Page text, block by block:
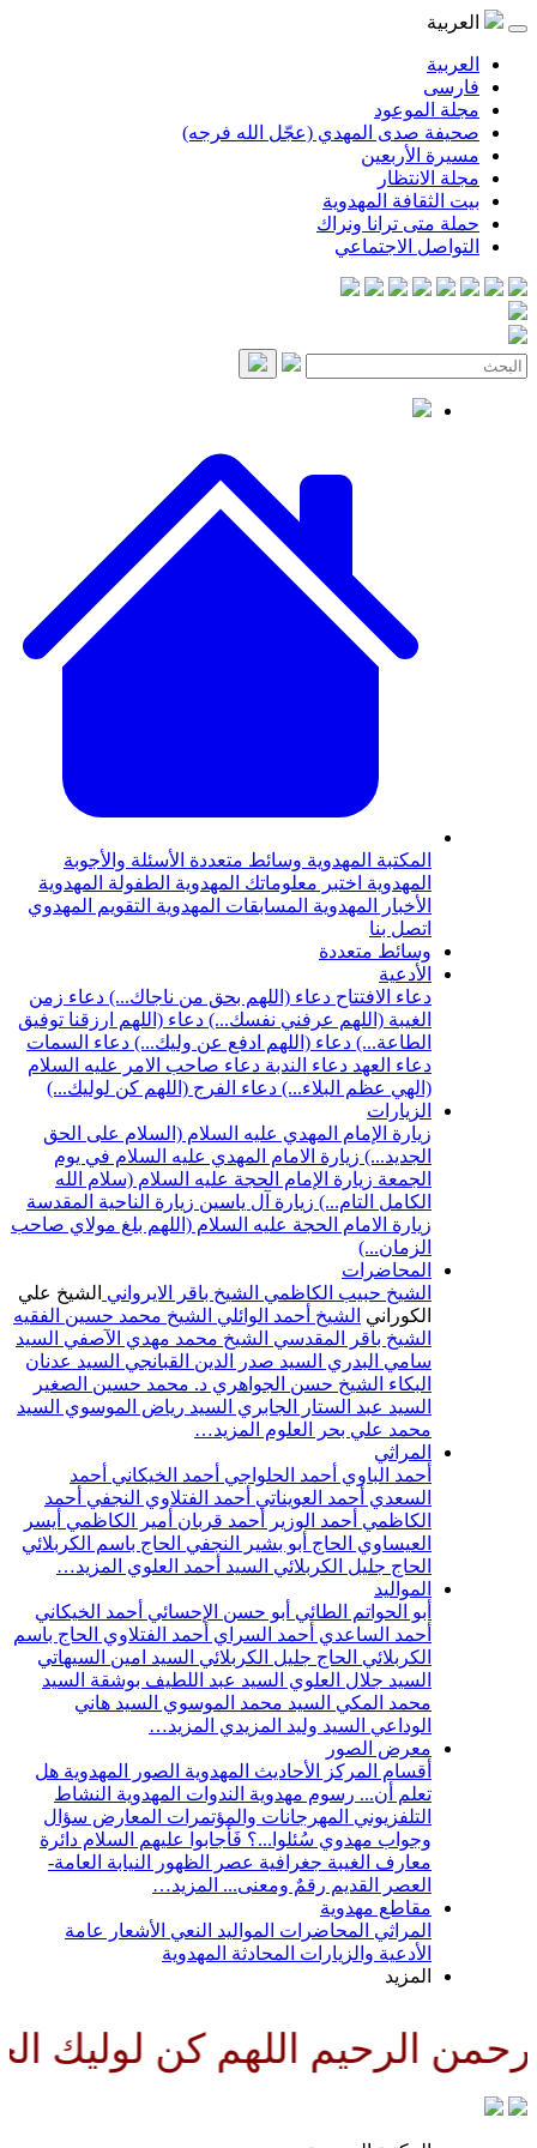
العربية
العربية
فارسی
مجلة الموعود
صحيفة صدى المهدي (عجّل الله فرجه)
مسيرة الأربعين
مجلة الانتظار
بيت الثقافة المهدوية
حملة متى ترانا ونراك
التواصل الاجتماعي
المكتبة المهدوية وسائط متعددة الأسئلة والأجوبة
المهدوية اختبر معلوماتك المهدوية الطفولة المهدوية
الأخبار المهدوية المسابقات المهدوية التقويم المهدوي
اتصل بنا
وسائط متعددة
الأدعية
دعاء الافتتاح دعاء (اللهم بحق من ناجاك...) دعاء زمن
الغيبة (اللهم عرفني نفسك...) دعاء (اللهم ارزقنا توفيق
الطاعة...) دعاء (اللهم ادفع عن وليك...) دعاء السمات
دعاء العهد دعاء الندبة دعاء صاحب الامر عليه السلام
(الهي عظم البلاء...) دعاء الفرج (اللهم كن لوليك...)
الزيارات
زيارة الإمام المهدي عليه السلام (السلام على الحق
الجديد...) زيارة الامام المهدي عليه السلام في يوم
الجمعة زيارة الإمام الحجة عليه السلام (سلام الله
الكامل التام...) زيارة آل ياسين زيارة الناحية المقدسة
زيارة الامام الحجة عليه السلام (اللهم بلغ مولاي صاحب
الزمان...)
المحاضرات
الشيخ حبيب الكاظمي الشيخ باقر الايرواني الشيخ علي
الكوراني الشيخ أحمد الوائلي الشيخ محمد حسين الفقيه
الشيخ باقر المقدسي الشيخ محمد مهدي الآصفي السيد
سامي البدري السيد صدر الدين القبانجي السيد عدنان
البكاء الشيخ حسن الجواهري د. محمد حسين الصغير
السيد عبد الستار الجابري السيد رياض الموسوي السيد
محمد علي بحر العلوم المزيد…
المراثي
أحمد الباوي أحمد الحلواجي أحمد الخيكاني أحمد
السعدي أحمد العويناتي أحمد الفتلاوي النجفي أحمد
الكاظمي أحمد الوزير أحمد قربان أمير الكاظمي أيسر
العيساوي الحاج أبو بشير النجفي الحاج باسم الكربلائي
الحاج جليل الكربلائي السيد أحمد العلوي المزيد…
المواليد
أبو الحواتم الطائي أبو حسن الإحسائي أحمد الخيكاني
أحمد الساعدي أحمد السراي أحمد الفتلاوي الحاج باسم
الكربلائي الحاج جليل الكربلائي السيد امين السيهاتي
السيد جلال العلوي السيد عبد اللطيف بوشقة السيد
محمد المكي السيد محمد الموسوي السيد هاني
الوداعي السيد وليد المزيدي المزيد…
معرض الصور
أقسام المركز
الأحاديث المهدوية الصور المهدوية هل
تعلم أن... رسوم مهدوية الندوات المهدوية النشاط
التلفزيوني المهرجانات والمؤتمرات المعارض سؤال
وجواب مهدوي سُئلوا...؟ فَأجابوا عليهم السلام دائرة
معارف الغيبة جغرافية عصر الظهور
النيابة العامة-
العصر القديم رقمٌ ومعنى... المزيد…
مقاطع مهدوية
المراثي المحاضرات المواليد النعي الأشعار
عامة
الأدعية والزيارات المحادثة المهدوية
المزيد
الرحيم اللهم كن لوليك